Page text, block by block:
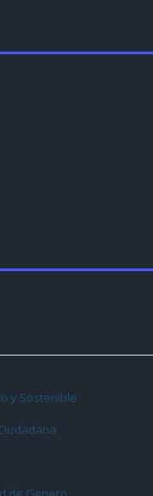
y Sostenible